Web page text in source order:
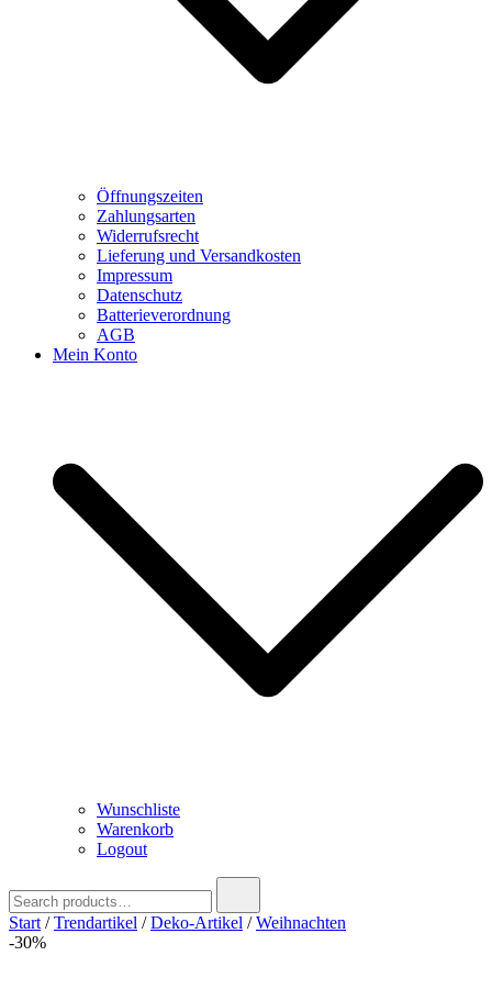
Öffnungszeiten
Zahlungsarten
Widerrufsrecht
Lieferung und Versandkosten
Impressum
Datenschutz
Batterieverordnung
AGB
Mein Konto
Wunschliste
Warenkorb
Logout
for:
Start /Trendartikel /Deko-Artikel /Weihnachten
-30%